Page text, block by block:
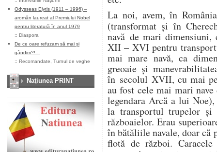
Odysseas Elytis (1911 – 1996) –
aromân laureat al Premiului Nobel
pentru literatură în anul 1979
:: Diaspora
De ce oare refuzam să mai și
gândim?!…
:: Recomandate Turnul de veghe
Naţiunea PRINT
La noi, avem, în
(transformat și în
navă de mari
XII – XVI pentru
mai mare navă, ca
greoaie și
în secolul XVII, cu mai
au fost cele mai mari
legendara Arcă a lui
la transportul trupelor
războaielor. Erau
în bătăliile navale, doar că
flotă de război.